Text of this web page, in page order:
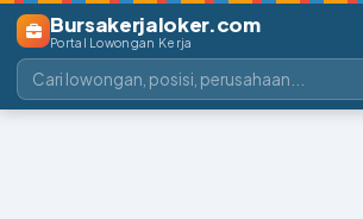
Bursakerjaloker.com
Portal Lowongan Kerja